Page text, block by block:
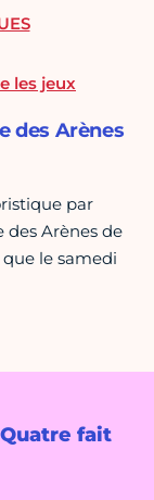
fait
les jeux
des Arènes
par
des Arènes de
que le samedi